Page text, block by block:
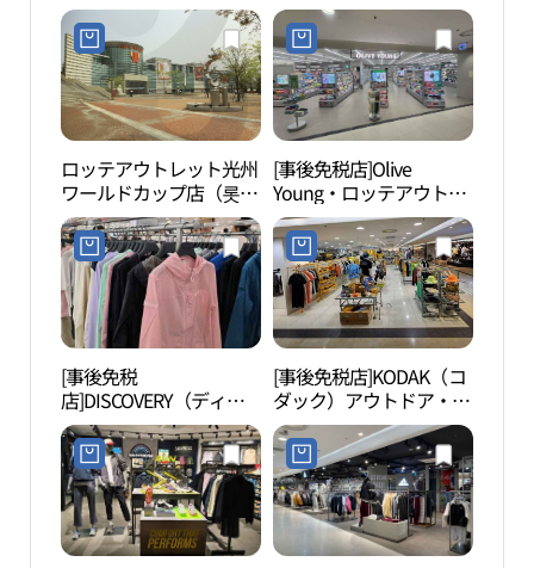
ロッテアウトレット光州
ワールドカップ店（롯데
아울렛 광주월드컵점）
[事後免税店]Olive
Young・ロッテアウトレ
ットクァンジュ（光州）
ワールドカップ店(올리
브영 롯데아울렛광주월
드컵점)
[事後免税
店]DISCOVERY（ディス
カバリー）・ロッテアウ
トレットクァンジュ（光
州）ワールドカップ店
(디스커버리 롯데아울렛
광주월드컵점)
[事後免税店]KODAK（コ
ダック）アウトドア・ロ
ッテアウトレットクァン
ジュ（光州）ワールドカ
ップ店(코닥아웃도어 롯
데아울렛 광주월드컵점)